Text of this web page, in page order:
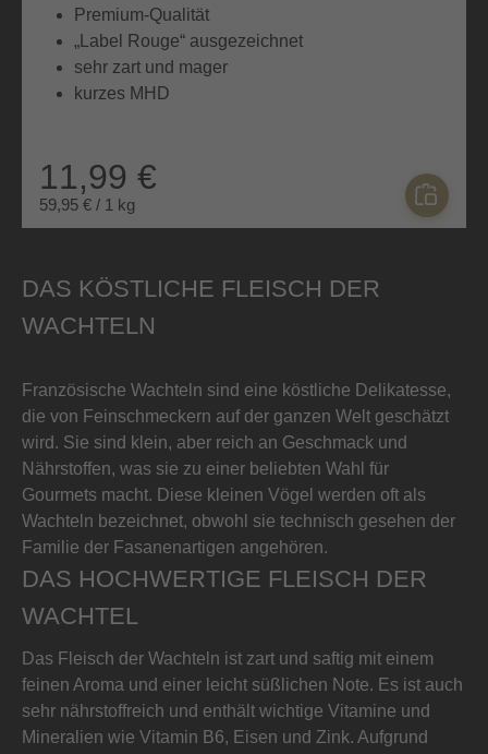
Premium-Qualität
„Label Rouge“ ausgezeichnet
sehr zart und mager
kurzes MHD
11,99 €
59,95 € / 1 kg
DAS KÖSTLICHE FLEISCH DER
WACHTELN
Französische Wachteln sind eine köstliche Delikatesse,
die von Feinschmeckern auf der ganzen Welt geschätzt
wird. Sie sind klein, aber reich an Geschmack und
Nährstoffen, was sie zu einer beliebten Wahl für
Gourmets macht. Diese kleinen Vögel werden oft als
Wachteln bezeichnet, obwohl sie technisch gesehen der
Familie der Fasanenartigen angehören.
DAS HOCHWERTIGE FLEISCH DER
WACHTEL
Das Fleisch der Wachteln ist zart und saftig mit einem
feinen Aroma und einer leicht süßlichen Note. Es ist auch
sehr nährstoffreich und enthält wichtige Vitamine und
Mineralien wie Vitamin B6, Eisen und Zink. Aufgrund